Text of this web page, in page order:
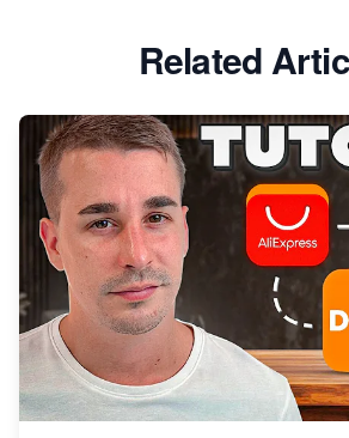
Related